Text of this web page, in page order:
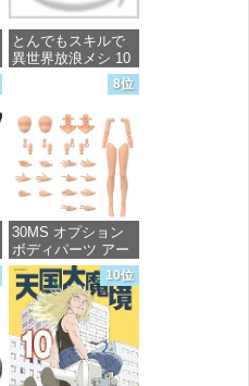
とんでもスキルで
異世界放浪メシ 10
(ガルドコミックス)
価格：¥726
8位
30MS オプション
ボディパーツ アー
ムパーツ&レッグパ
ーツ [カラーC] 色
分け済みプラモデ
ル
価格：¥1,949
10位